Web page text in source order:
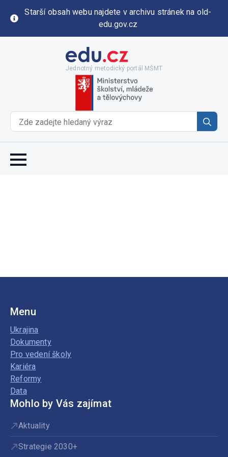
Starší obsah webu najdete v archivu stránek na old-
edu.gov.cz
Jednotný metodický portál MŠMT
for:
Menu
Ukrajina
Dokumenty
Pro vedení školy
Kariéra
Reformy
Data
Mohlo by Vás zajímat
Aktuality
Strategie 2030+